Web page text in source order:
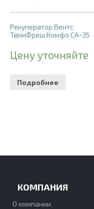
Рекуператор Вентс
ТвинФреш Комфо СА-35
Цену уточняйте
Подробнее
КОМПАНИЯ
О компании